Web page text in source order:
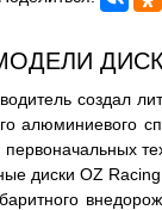
создал
алюминиевого
диски OZ Racing